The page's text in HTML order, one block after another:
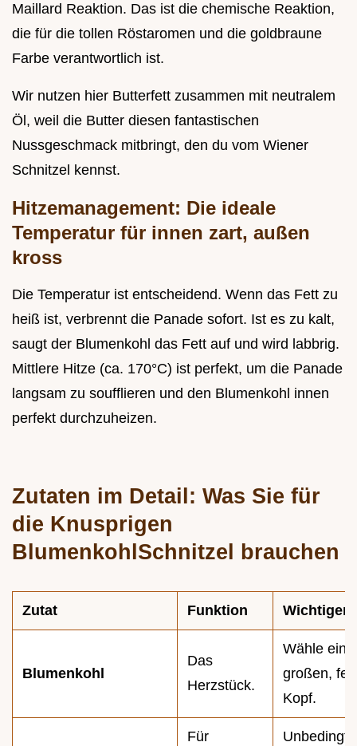
Maillard Reaktion. Das ist die chemische Reaktion,
die für die tollen Röstaromen und die goldbraune
Farbe verantwortlich ist.
Wir nutzen hier Butterfett zusammen mit neutralem
Öl, weil die Butter diesen fantastischen
Nussgeschmack mitbringt, den du vom Wiener
Schnitzel kennst.
Hitzemanagement: Die ideale
Temperatur für innen zart, außen
kross
Die Temperatur ist entscheidend. Wenn das Fett zu
heiß ist, verbrennt die Panade sofort. Ist es zu kalt,
saugt der Blumenkohl das Fett auf und wird labbrig.
Mittlere Hitze (ca. 170°C) ist perfekt, um die Panade
langsam zu soufflieren und den Blumenkohl innen
perfekt durchzuheizen.
Zutaten im Detail: Was Sie für
die Knusprigen
BlumenkohlSchnitzel brauchen
Zutat Funktion Wichtiger
Blumenkohl
Das
Herzstück.
Wähle
großen,
Kopf.
Für
Unbedingt